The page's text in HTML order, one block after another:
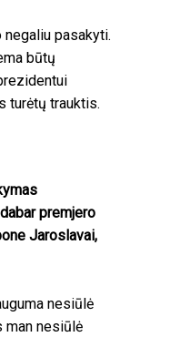
pasakyti.
būtų
turėtų trauktis.
premjero
Jaroslavai,
nesiūlė
man nesiūlė